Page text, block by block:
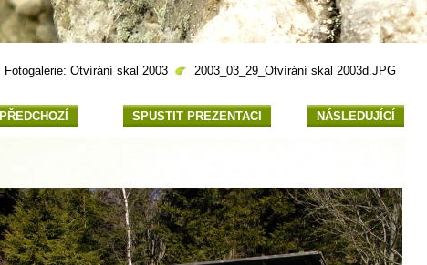
Fotogalerie: Otvírání skal 2003 2003_03_29_Otvírání skal 2003d.JPG
PŘEDCHOZÍ SPUSTIT PREZENTACI NÁSLEDUJÍCÍ